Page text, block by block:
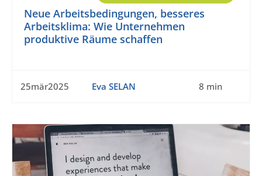
Neue Arbeitsbedingungen, besseres
Arbeitsklima: Wie Unternehmen
produktive Räume schaffen
25mär2025 Eva SELAN 8 min